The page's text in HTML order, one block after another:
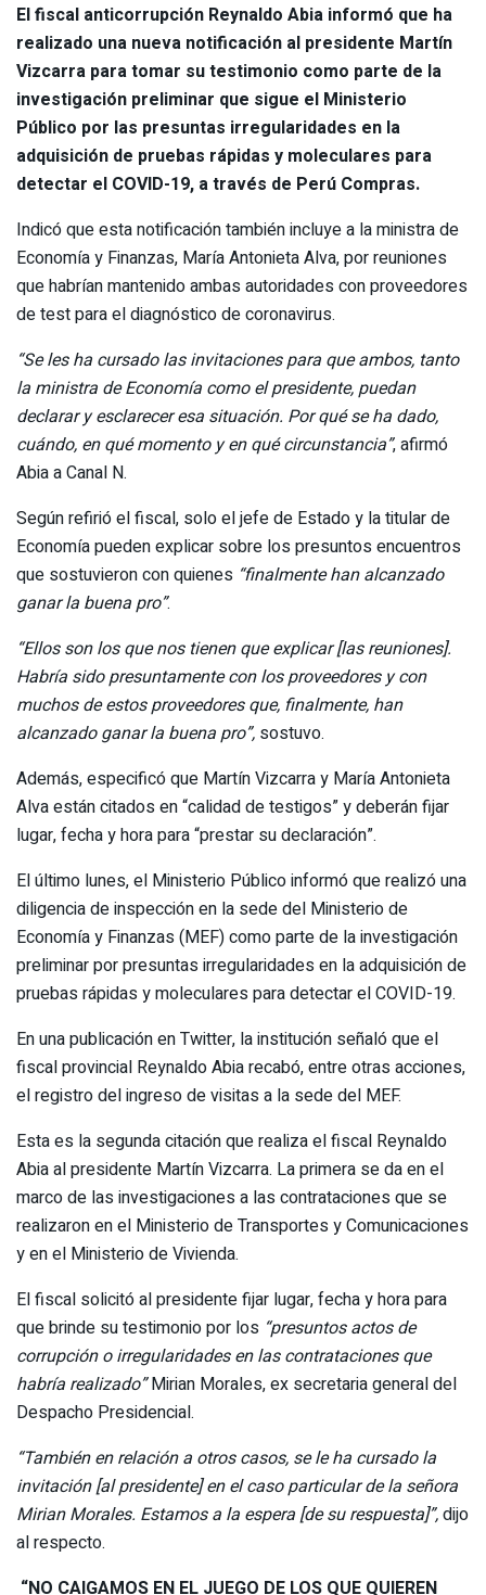
El fiscal anticorrupción Reynaldo Abia informó que ha
realizado una nueva notificación al presidente Martín
Vizcarra para tomar su testimonio como parte de la
investigación preliminar que sigue el Ministerio
Público por las presuntas irregularidades en la
adquisición de pruebas rápidas y moleculares para
detectar el COVID-19, a través de Perú Compras.
Indicó que esta notificación también incluye a la ministra de
Economía y Finanzas, María Antonieta Alva, por reuniones
que habrían mantenido ambas autoridades con proveedores
de test para el diagnóstico de coronavirus.
“Se les ha cursado las invitaciones para que ambos, tanto
la ministra de Economía como el presidente, puedan
declarar y esclarecer esa situación. Por qué se ha dado,
cuándo, en qué momento y en qué circunstancia”, afirmó
Abia a Canal N.
Según refirió el fiscal, solo el jefe de Estado y la titular de
Economía pueden explicar sobre los presuntos encuentros
que sostuvieron con quienes “finalmente han alcanzado
ganar la buena pro”.
“Ellos son los que nos tienen que explicar [las reuniones].
Habría sido presuntamente con los proveedores y con
muchos de estos proveedores que, finalmente, han
alcanzado ganar la buena pro”, sostuvo.
Además, especificó que Martín Vizcarra y María Antonieta
Alva están citados en “calidad de testigos” y deberán fijar
lugar, fecha y hora para “prestar su declaración”.
El último lunes, el Ministerio Público informó que realizó una
diligencia de inspección en la sede del Ministerio de
Economía y Finanzas (MEF) como parte de la investigación
preliminar por presuntas irregularidades en la adquisición de
pruebas rápidas y moleculares para detectar el COVID-19.
En una publicación en Twitter, la institución señaló que el
fiscal provincial Reynaldo Abia recabó, entre otras acciones,
el registro del ingreso de visitas a la sede del MEF.
Esta es la segunda citación que realiza el fiscal Reynaldo
Abia al presidente Martín Vizcarra. La primera se da en el
marco de las investigaciones a las contrataciones que se
realizaron en el Ministerio de Transportes y Comunicaciones
y en el Ministerio de Vivienda.
El fiscal solicitó al presidente fijar lugar, fecha y hora para
que brinde su testimonio por los “presuntos actos de
corrupción o irregularidades en las contrataciones que
habría realizado”Mirian Morales, ex secretaria general del
Despacho Presidencial.
“También en relación a otros casos, se le ha cursado la
invitación [al presidente] en el caso particular de la señora
Mirian Morales. Estamos a la espera [de su respuesta]”,dijo
al respecto.
“NO CAIGAMOS EN EL JUEGO DE LOS QUE QUIEREN